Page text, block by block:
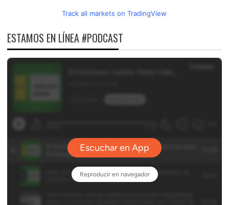
Track all markets on TradingView
ESTAMOS EN LÍNEA #PODCAST